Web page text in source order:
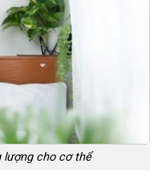
lượng cho cơ thể